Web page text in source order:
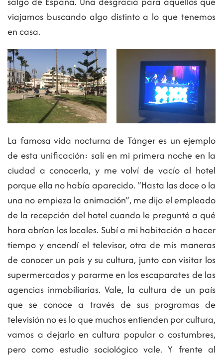
viajamos buscando algo distinto a lo que tenemos
en casa.
La famosa vida nocturna de Tánger es un ejemplo
de esta unificación: salí en mi primera noche en la
ciudad a conocerla, y me volví de vacío al hotel
porque ella no había aparecido. “Hasta las doce o la
una no empieza la animación”, me dijo el empleado
de la recepción del hotel cuando le pregunté a qué
hora abrían los locales. Subí a mi habitación a hacer
tiempo y encendí el televisor, otra de mis maneras
de conocer un país y su cultura, junto con visitar los
supermercados y pararme en los escaparates de las
agencias inmobiliarias. Vale, la cultura de un país
que se conoce a través de sus programas de
televisión no es lo que muchos entienden por cultura,
vamos a dejarlo en cultura popular o costumbres,
pero como estudio sociológico vale. Y frente al